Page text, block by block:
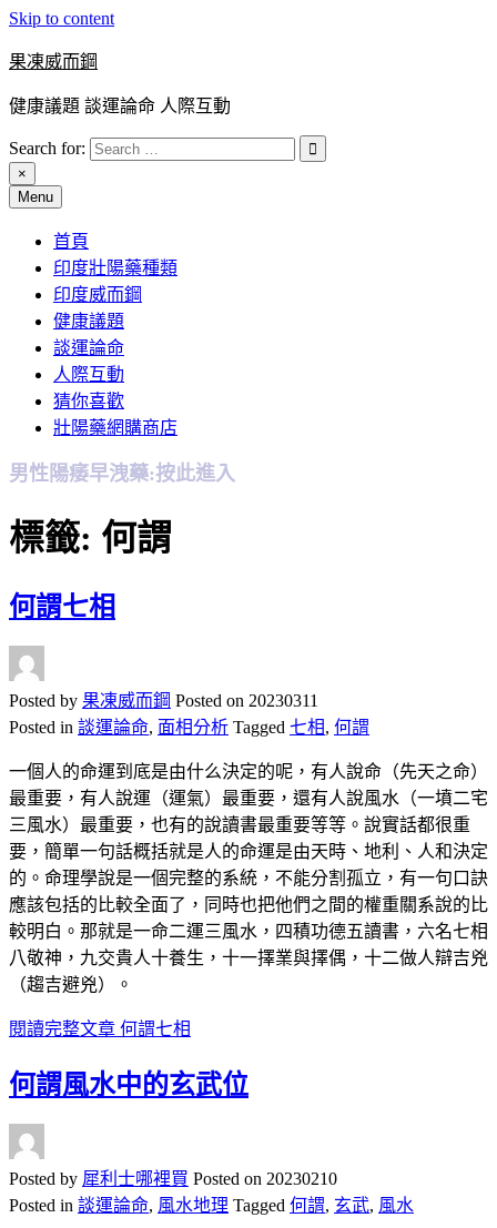
Skip to content
果凍威而鋼
健康議題 談運論命 人際互動
Search for:
×
Menu
首頁
印度壯陽藥種類
印度威而鋼
健康議題
談運論命
人際互動
猜你喜歡
壯陽藥網購商店
男性陽痿早洩藥:按此進入
標籤: 何謂
何謂七相
Posted by 果凍威而鋼 Posted on 20230311
Posted in 談運論命, 面相分析 Tagged 七相, 何謂
一個人的命運到底是由什么決定的呢，有人說命（先天之命）
最重要，有人說運（運氣）最重要，還有人說風水（一墳二宅
三風水）最重要，也有的說讀書最重要等等。說實話都很重
要，簡單一句話概括就是人的命運是由天時、地利、人和決定
的。命理學說是一個完整的系統，不能分割孤立，有一句口訣
應該包括的比較全面了，同時也把他們之間的權重關系說的比
較明白。那就是一命二運三風水，四積功德五讀書，六名七相
八敬神，九交貴人十養生，十一擇業與擇偶，十二做人辯吉兇
（趨吉避兇）。
閱讀完整文章 何謂七相
何謂風水中的玄武位
Posted by 犀利士哪裡買 Posted on 20230210
Posted in 談運論命, 風水地理 Tagged 何謂, 玄武, 風水